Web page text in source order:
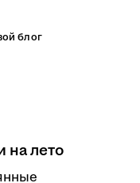
блог
на лето